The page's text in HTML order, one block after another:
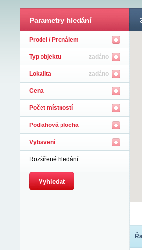
Parametry hledání
Prodej / Pronájem
Typ objektu zadáno
Lokalita zadáno
Cena
Počet místností
Podlahová plocha
Vybavení
Rozšířené hledání